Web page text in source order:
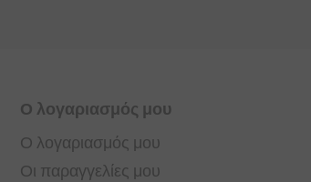
Ο λογαριασμός μου
Ο λογαριασμός μου
Οι παραγγελίες μου